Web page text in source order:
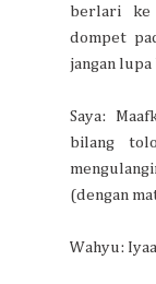
berlari ke
dompet
jangan
Saya:
bilang
(dengan
Wahyu: